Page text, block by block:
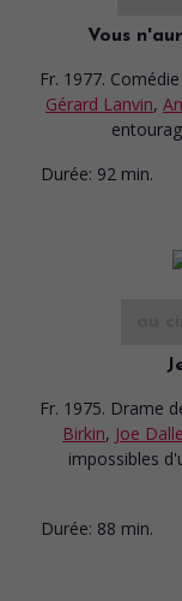
Vous
Fr. 1977. Comédie
Gérard Lanvin,
Durée: 92 min.
Fr. 1975. Drame
Birkin, Joe
impossibles
Durée: 88 min.